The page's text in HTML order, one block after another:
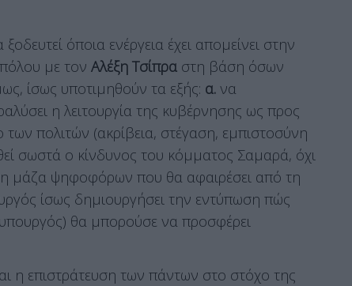
ξοδευτεί όποια ενέργεια έχει απομείνει στην
με τον Αλέξη Τσίπρα στη βάση όσων
ίσως υποτιμηθούν τα εξής: α. να
η λειτουργία της κυβέρνησης ως προς
πολιτών (ακρίβεια, στέγαση, εμπιστοσύνη
σωστά ο κίνδυνος του κόμματος Σαμαρά, όχι
μάζα ψηφοφόρων που θα αφαιρέσει από τη
ίσως δημιουργήσει την εντύπωση πώς
θα μπορούσε να προσφέρει
η επιστράτευση των πάντων στο στόχο της